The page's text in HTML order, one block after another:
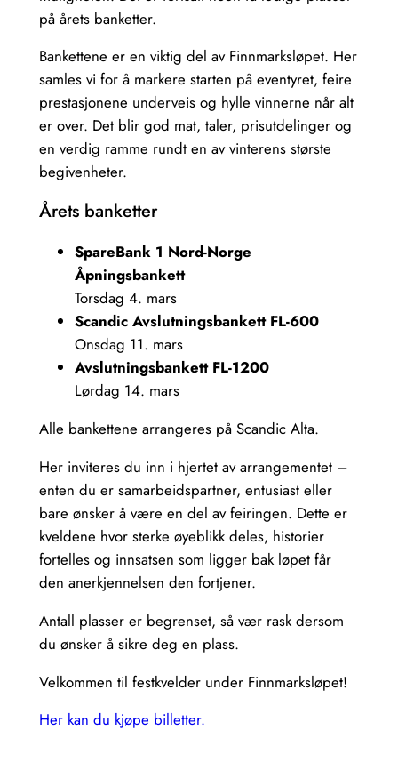
på årets banketter.
Bankettene er en viktig del av Finnmarksløpet. Her
samles vi for å markere starten på eventyret, feire
prestasjonene underveis og hylle vinnerne når alt
er over. Det blir god mat, taler, prisutdelinger og
en verdig ramme rundt en av vinterens største
begivenheter.
Årets banketter
SpareBank 1 Nord-Norge
Åpningsbankett
Torsdag 4. mars
Scandic Avslutningsbankett FL-600
Onsdag 11. mars
Avslutningsbankett FL-1200
Lørdag 14. mars
Alle bankettene arrangeres på Scandic Alta.
Her inviteres du inn i hjertet av arrangementet –
enten du er samarbeidspartner, entusiast eller
bare ønsker å være en del av feiringen. Dette er
kveldene hvor sterke øyeblikk deles, historier
fortelles og innsatsen som ligger bak løpet får
den anerkjennelsen den fortjener.
Antall plasser er begrenset, så vær rask dersom
du ønsker å sikre deg en plass.
Velkommen til festkvelder under Finnmarksløpet!
Her kan du kjøpe billetter.